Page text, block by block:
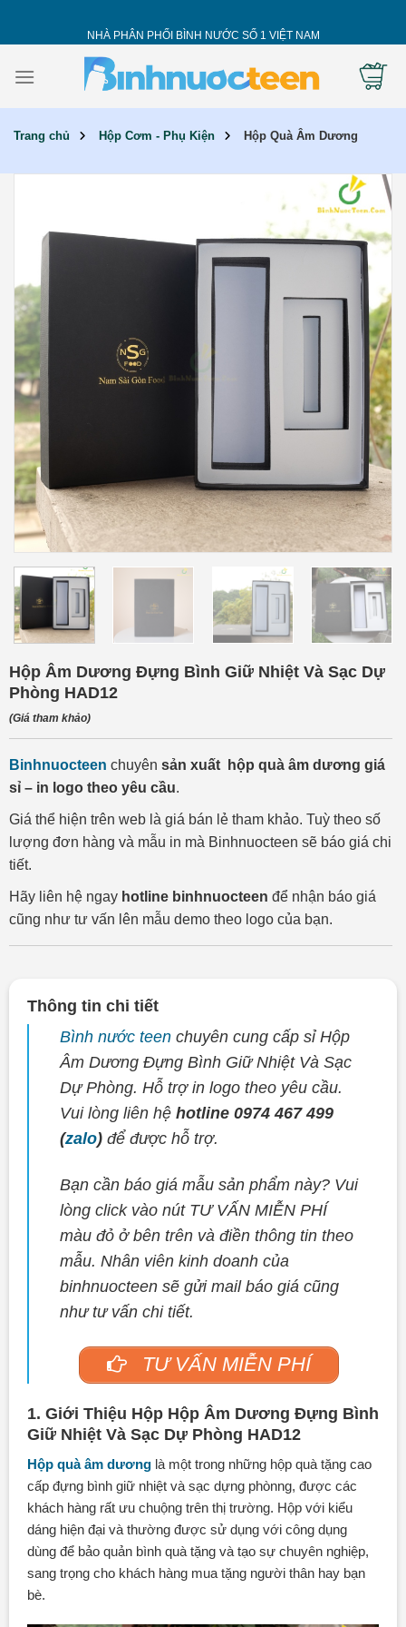
NHÀ PHÂN PHỐI BÌNH NƯỚC SỐ 1 VIỆT NAM
Trang chủ Hộp Cơm - Phụ Kiện Hộp Quà Âm Dương
Hộp Âm Dương Đựng Bình Giữ Nhiệt Và Sạc Dự
Phòng HAD12
(Giá tham khảo)
Binhnuocteen chuyên sản xuất hộp quà âm dương giá
sỉ – in logo theo yêu cầu.
Giá thể hiện trên web là giá bán lẻ tham khảo. Tuỳ theo số
lượng đơn hàng và mẫu in mà Binhnuocteen sẽ báo giá chi
tiết.
Hãy liên hệ ngay hotline binhnuocteen để nhận báo giá
cũng như tư vấn lên mẫu demo theo logo của bạn.
Thông tin chi tiết
Bình nước teenchuyên cung cấp sỉ Hộp
Âm Dương Đựng Bình Giữ Nhiệt Và Sạc
Dự Phòng. Hỗ trợ in logo theo yêu cầu.
Vui lòng liên hệ hotline 0974 467 499
(zalo)để được hỗ trợ.
Bạn cần báo giá mẫu sản phẩm này? Vui
lòng click vào nút TƯ VẤN MIỄN PHÍ
màu đỏ ở bên trên và điền thông tin theo
mẫu. Nhân viên kinh doanh của
binhnuocteen sẽ gửi mail báo giá cũng
như tư vấn chi tiết.
TƯ VẤN MIỄN PHÍ
1. Giới Thiệu Hộp Hộp Âm Dương Đựng Bình
Giữ Nhiệt Và Sạc Dự Phòng HAD12
Hộp quà âm dươnglà một trong những hộp quà tặng cao
cấp đựng bình giữ nhiệt và sạc dựng phònng, được các
khách hàng rất ưu chuộng trên thị trường. Hộp với kiểu
dáng hiện đại và thường được sử dụng với công dụng
dùng để bảo quản bình quà tặng và tạo sự chuyên nghiệp,
sang trọng cho khách hàng mua tặng người thân hay bạn
bè.